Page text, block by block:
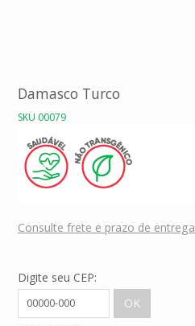
Damasco Turco
SKU 00079
Consulte frete e prazo de entrega
Digite seu CEP: